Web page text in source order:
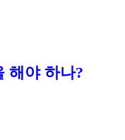
해야 하나?